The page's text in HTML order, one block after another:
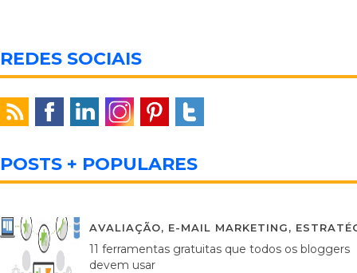
REDES SOCIAIS
POSTS + POPULARES
AVALIAÇÃO, E-MAIL MARKETING,
11 ferramentas gratuitas que todos os bloggers
devem usar